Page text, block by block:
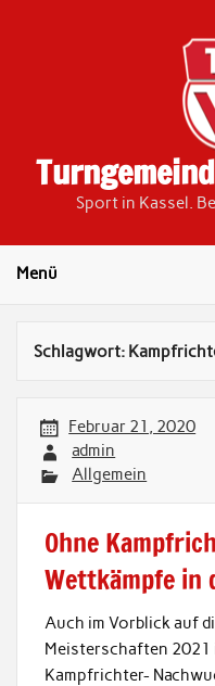
Sport in Kassel.
Menü
Schlagwort:
Februar 21, 2020
admin
Allgemein
Ohne
Wettkämpfe in
Auch im Vorblick auf
Meisterschaften 2021
Kampfrichter-